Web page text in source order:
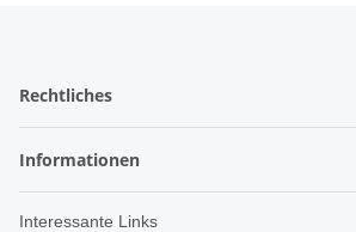
Rechtliches
Informationen
Interessante Links